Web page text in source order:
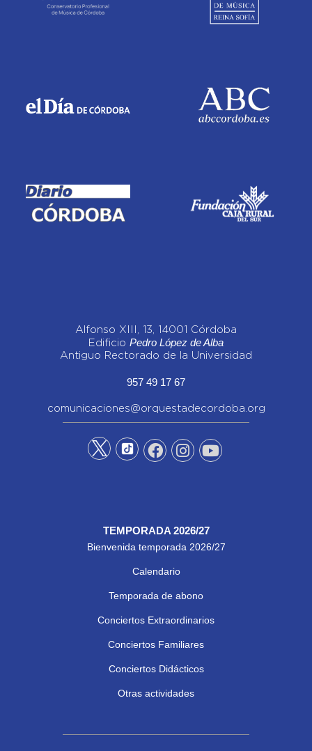
Alfonso XIII, 13, 14001 Córdoba
Edificio Pedro López de Alba
Antiguo Rectorado de la Universidad
957 49 17 67
comunicaciones@orquestadecordoba.org
TEMPORADA 2026/27
Bienvenida temporada 2026/27
Calendario
Temporada de abono
Conciertos Extraordinarios
Conciertos Familiares
Conciertos Didácticos
Otras actividades